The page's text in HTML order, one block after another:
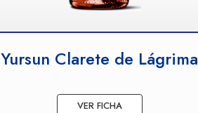
Yursun Clarete de Lágrima
VER FICHA